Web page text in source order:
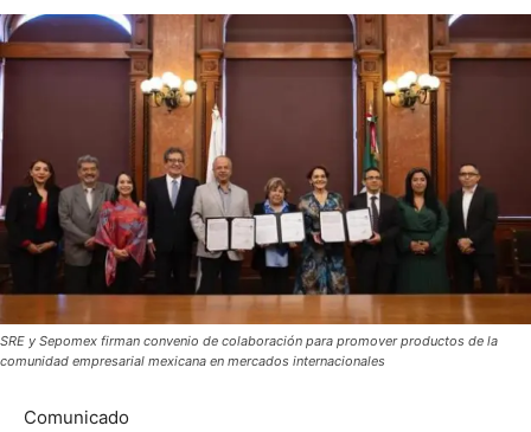
SRE y Sepomex firman convenio de colaboración para promover productos de la
comunidad empresarial mexicana en mercados internacionales
Comunicado